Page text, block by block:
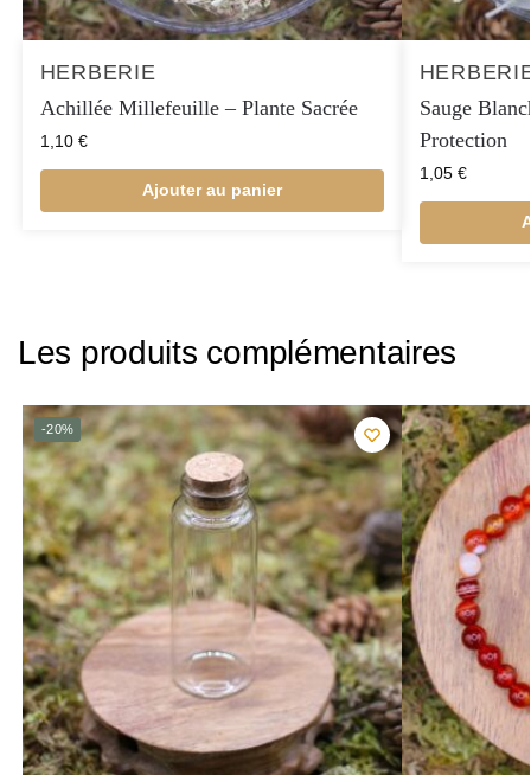
HERBERIE
Achillée Millefeuille – Plante Sacrée
1,10 €
Ajouter au panier
Sauge
Protection
1,05 €
Les produits complémentaires
-20%